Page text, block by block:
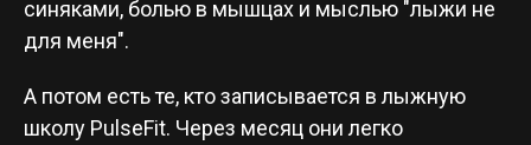
синяками, болью в мышцах и мыслью "лыжи не
для меня".
А потом есть те, кто записывается в лыжную
школу PulseFit. Через месяц они легко